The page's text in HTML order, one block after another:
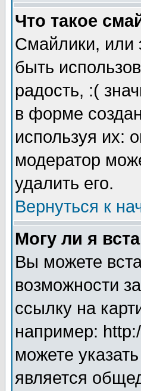
Что такое
Смайлики, или
быть
радость, :(
в форме
используя их:
модератор
удалить его.
Вернуться к
Могу ли я
Вы можете
возможности
ссылку на
например:
можете
является